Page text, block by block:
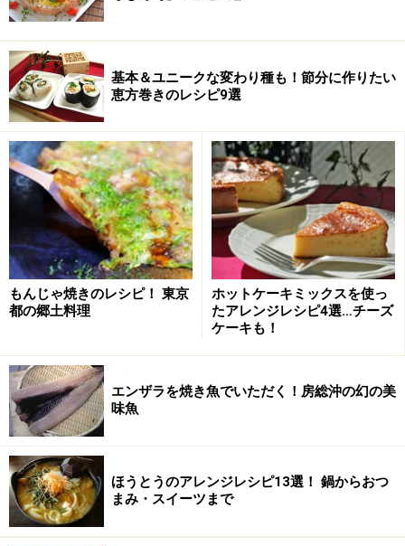
基本＆ユニークな変わり種も！節分に作りたい
恵方巻きのレシピ9選
もんじゃ焼きのレシピ！ 東京
都の郷土料理
ホットケーキミックスを使っ
たアレンジレシピ4選…チーズ
ケーキも！
エンザラを焼き魚でいただく！房総沖の幻の美
味魚
ほうとうのアレンジレシピ13選！ 鍋からおつ
まみ・スイーツまで